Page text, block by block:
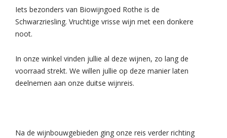
Iets bezonders van Biowijngoed Rothe is de
Schwarzriesling. Vruchtige vrisse wijn met een donkere
noot.
In onze winkel vinden jullie al deze wijnen, zo lang de
voorraad strekt. We willen jullie op deze manier laten
deelnemen aan onze duitse wijnreis.
Na de wijnbouwgebieden ging onze reis verder richting